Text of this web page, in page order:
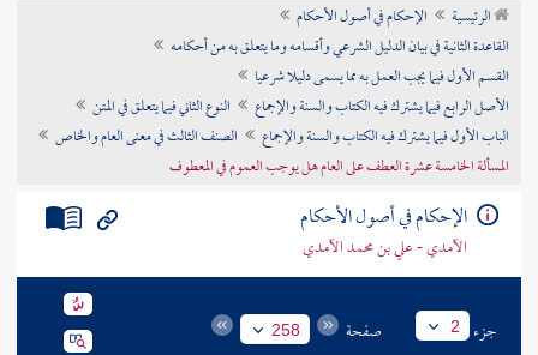
تراجم الأعلام
الرئيسية
الإحكام في أصول الأحكام
القاعدة الثانية في بيان الدليل الشرعي وأقسامه وما يتعلق به من أحكامه
القسم الأول فيما يجب العمل به مما يسمى دليلا شرعيا
الأصل الرابع فيما يشترك فيه الكتاب والسنة والإجماع
النوع الثاني فيما يتعلق في المتن
الباب الأول فيما يشترك فيه الكتاب والسنة والإجماع
الصنف الثالث في معنى العام والخاص
المسألة الخامسة عشرة العطف على العام هل يوجب العموم في المعطوف
الإحكام في أصول الأحكام
الآمدي - علي بن محمد الآمدي
جزء 2 صفحة 258